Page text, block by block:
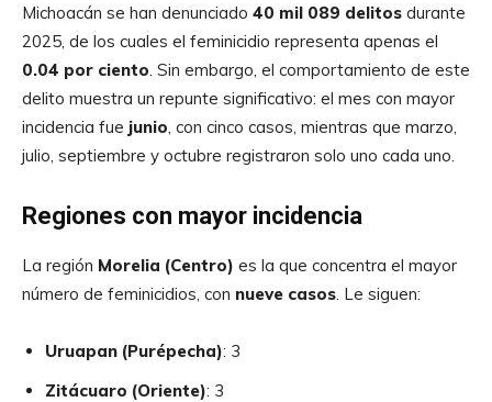
Michoacán se han denunciado 40 mil 089 delitos durante
2025, de los cuales el feminicidio representa apenas el
0.04 por ciento. Sin embargo, el comportamiento de este
delito muestra un repunte significativo: el mes con mayor
incidencia fue junio, con cinco casos, mientras que marzo,
julio, septiembre y octubre registraron solo uno cada uno.
Regiones con mayor incidencia
La región Morelia (Centro) es la que concentra el mayor
número de feminicidios, con nueve casos. Le siguen:
Uruapan (Purépecha): 3
Zitácuaro (Oriente): 3